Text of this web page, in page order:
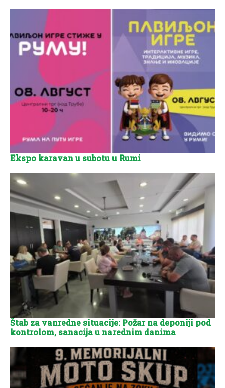
Ekspo karavan u subotu u Rumi
Štab za vanredne situacije: Požar na deponiji pod
kontrolom, sanacija u narednim danima